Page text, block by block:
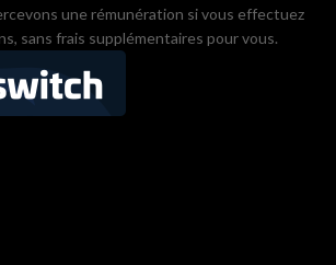
une rémunération si vous effectuez
sans frais supplémentaires pour vous.